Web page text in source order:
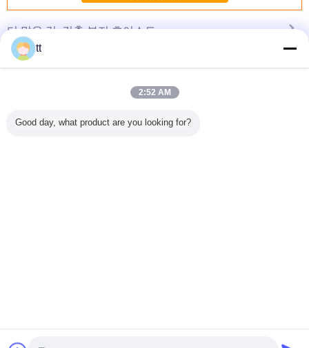
더 많은 것건축 부지 호이스트
드는 장
는 뜨거운 담궈진
아연 건축 부지 호
1.3 * 2.5 m를 가진
OEM 건축 부지 호
tt
2:52 AM
Good day, what product are you looking for?